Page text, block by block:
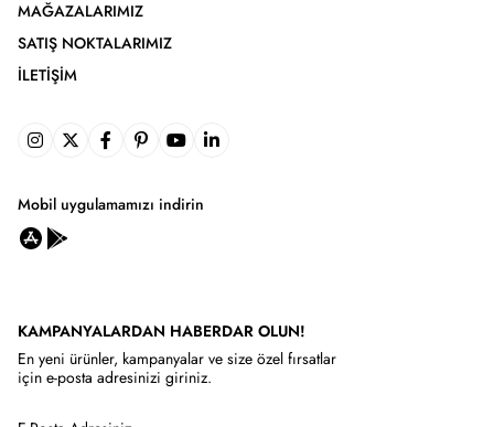
MAĞAZALARIMIZ
SATIŞ NOKTALARIMIZ
İLETIŞIM
Mobil uygulamamızı indirin
KAMPANYALARDAN HABERDAR OLUN!
En yeni ürünler, kampanyalar ve size özel fırsatlar
için e-posta adresinizi giriniz.